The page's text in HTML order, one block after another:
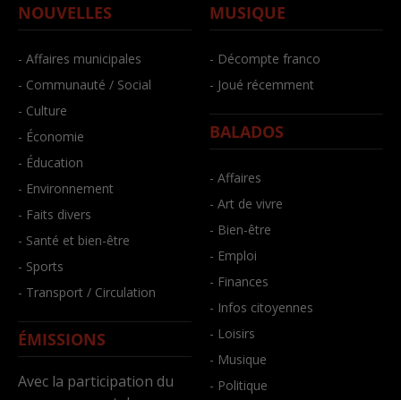
NOUVELLES
- Affaires municipales
- Communauté / Social
- Culture
- Économie
- Éducation
- Environnement
- Faits divers
- Santé et bien-être
- Sports
- Transport / Circulation
ÉMISSIONS
Avec la participation du
MUSIQUE
- Décompte franco
- Joué récemment
BALADOS
- Affaires
- Art de vivre
- Bien-être
- Emploi
- Finances
- Infos citoyennes
- Loisirs
- Musique
- Politique